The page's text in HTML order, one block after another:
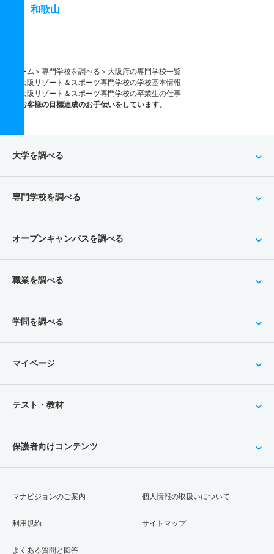
和歌山
ホーム 専門学校を調べる
大阪府の専門学校一覧
大阪リゾート＆スポーツ専門学校の学校基本情報
大阪リゾート＆スポーツ専門学校の卒業生の仕事
お客様の目標達成のお手伝いをしています。
大学を調べる
専門学校を調べる
オープンキャンパスを調べる
職業を調べる
学問を調べる
マイページ
テスト・教材
保護者向けコンテンツ
マナビジョンのご案内
利用規約
よくある質問と回答
個人情報の取扱いについて
サイトマップ